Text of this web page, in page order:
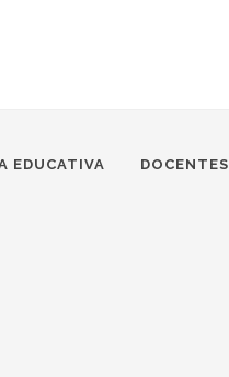
EDUCATIVA DOCENTES